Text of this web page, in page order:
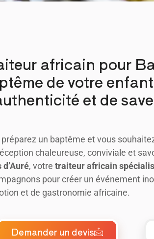
africain pour
de votre
et de
préparez un baptême et vous
chaleureuse, conviviale et
d’Auré, votre traiteur africain
pour créer un événement
et de gastronomie africaine.
Demander un devis